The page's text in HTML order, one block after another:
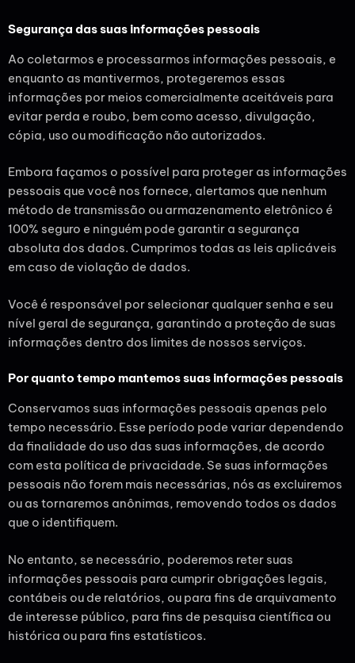
Segurança das suas informações pessoais
Ao coletarmos e processarmos informações pessoais, e
enquanto as mantivermos, protegeremos essas
informações por meios comercialmente aceitáveis para
evitar perda e roubo, bem como acesso, divulgação,
cópia, uso ou modificação não autorizados.
Embora façamos o possível para proteger as informações
pessoais que você nos fornece, alertamos que nenhum
método de transmissão ou armazenamento eletrônico é
100% seguro e ninguém pode garantir a segurança
absoluta dos dados. Cumprimos todas as leis aplicáveis
em caso de violação de dados.
Você é responsável por selecionar qualquer senha e seu
nível geral de segurança, garantindo a proteção de suas
informações dentro dos limites de nossos serviços.
Por quanto tempo mantemos suas informações pessoais
Conservamos suas informações pessoais apenas pelo
tempo necessário. Esse período pode variar dependendo
da finalidade do uso das suas informações, de acordo
com esta política de privacidade. Se suas informações
pessoais não forem mais necessárias, nós as excluiremos
ou as tornaremos anônimas, removendo todos os dados
que o identifiquem.
No entanto, se necessário, poderemos reter suas
informações pessoais para cumprir obrigações legais,
contábeis ou de relatórios, ou para fins de arquivamento
de interesse público, para fins de pesquisa científica ou
histórica ou para fins estatísticos.